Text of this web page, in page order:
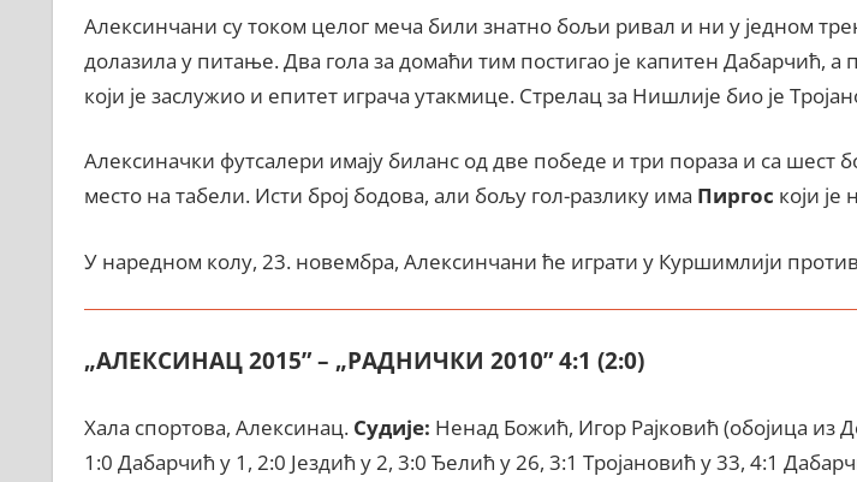
Алексинчани су током целог меча били знатно бољи ривал и ни у једном
долазила у питање. Два гола за домаћи тим постигао је капитен Дабарчић, а
који је заслужио и епитет играча утакмице. Стрелац за Нишлије био је
Алексиначки футсалери имају биланс од две победе и три пораза и са шест
место на табели. Исти број бодова, али бољу гол-разлику има Пиргос који
У наредном колу, 23. новембра, Алексинчани ће играти у Куршимлији против
„АЛЕКСИНАЦ 2015” – „РАДНИЧКИ 2010” 4:1 (2:0)
Хала спортова, Алексинац. Судије: Ненад Божић, Игор Рајковић (обојица из
1:0 Дабарчић у 1, 2:0 Јездић у 2, 3:0 Ђелић у 26, 3:1 Тројановић у 33, 4:1